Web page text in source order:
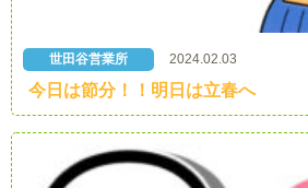
世田谷営業所 2024.02.03
今日は節分！！明日は立春へ